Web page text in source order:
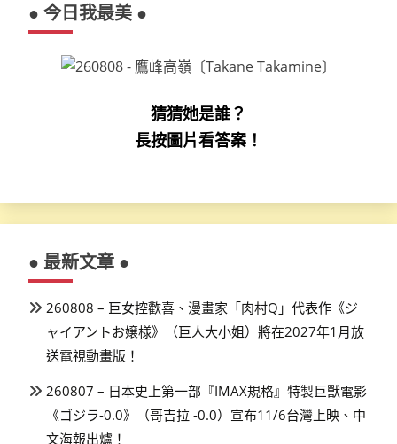
頁
● 今日我最美 ●
猜猜她是誰？
長按圖片看答案！
● 最新文章 ●
260808 – 巨女控歡喜、漫畫家「肉村Q」代表作《ジ
ャイアントお嬢様》（巨人大小姐）將在2027年1月放
送電視動畫版！
260807 – 日本史上第一部『IMAX規格』特製巨獸電影
《ゴジラ-0.0》（哥吉拉 -0.0）宣布11/6台灣上映、中
文海報出爐！